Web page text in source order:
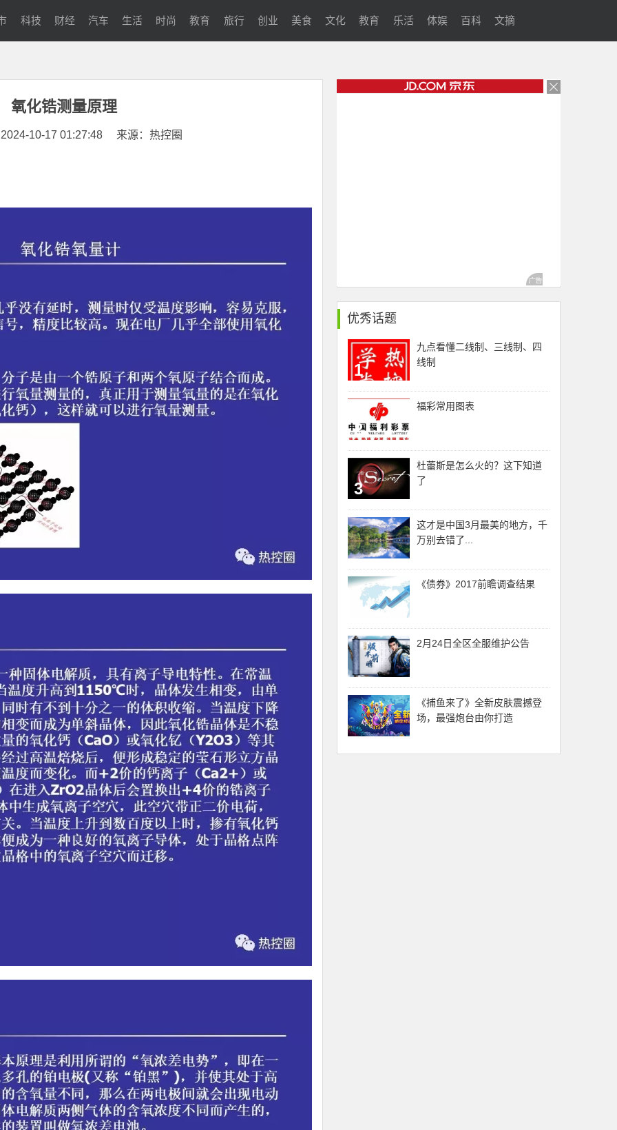
科技 财经 汽车 生活 时尚 教育 旅行 创业 美食 文化 教育 乐活 体娱 百科 文摘
氧化锆测量原理
10-17 01:27:48 来源：热控圈
优秀话题
九点看懂二线制、三线制、四
线制
1
福彩常用图表
2
杜蕾斯是怎么火的？这下知道
了
3
这才是中国3月最美的地方，千
万别去错了...
《债券》2017前瞻调查结果
2月24日全区全服维护公告
《捕鱼来了》全新皮肤震撼登
场，最强炮台由你打造